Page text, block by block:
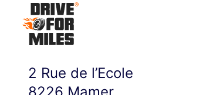
2 Rue de l’Ecole